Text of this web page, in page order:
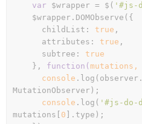
var $wrapper = $( '#js-
      childList:
true ,
      attributes:
true ,
      subtree:
true
    },
function ( mutations,
console
MutationObserver);
console .log( '#js-do-
mutations[ 0 ].type);